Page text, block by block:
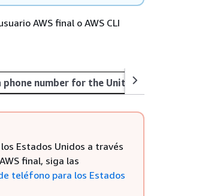
AWS final o AWS CLI
phone number for the United States (Console)
Estados Unidos a través
final, siga las
teléfono para los Estados